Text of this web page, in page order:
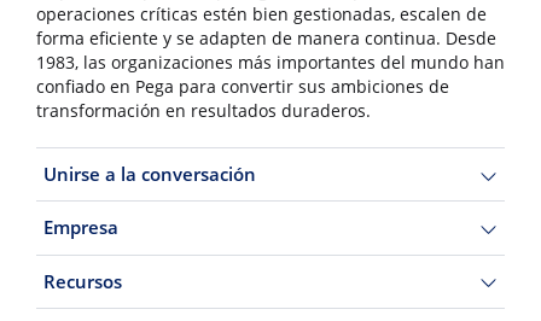
operaciones críticas estén bien gestionadas, escalen de
forma eficiente y se adapten de manera continua. Desde
1983, las organizaciones más importantes del mundo han
confiado en Pega para convertir sus ambiciones de
transformación en resultados duraderos.
Unirse a la conversación
Empresa
Recursos